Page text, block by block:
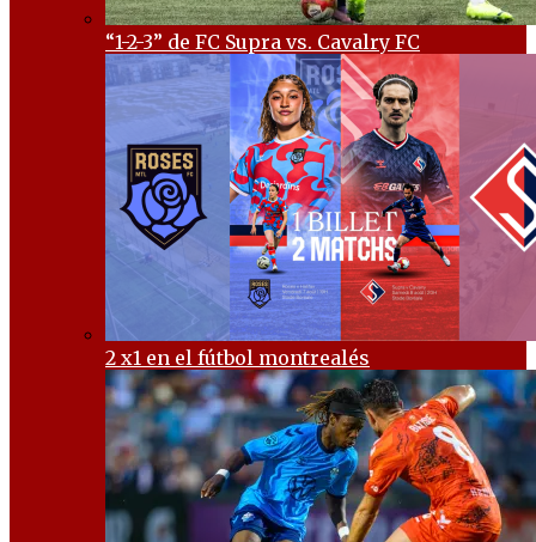
“1-2-3” de FC Supra vs. Cavalry FC
2 x1 en el fútbol montrealés